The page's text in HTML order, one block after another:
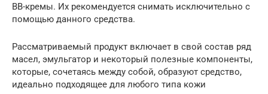
BB-кремы. Их рекомендуется снимать исключительно с
помощью данного средства.
Рассматриваемый продукт включает в свой состав ряд
масел, эмульгатор и некоторый полезные компоненты,
которые, сочетаясь между собой, образуют средство,
идеально подходящее для любого типа кожи